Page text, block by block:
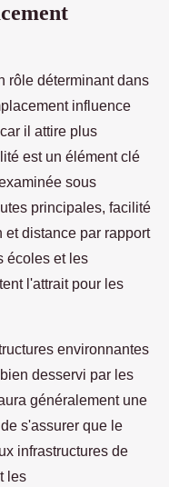
rôle déterminant dans
influence
il attire plus
est un élément clé
sous
principales, facilité
et distance par rapport
écoles et les
l'attrait pour les
environnantes
desservi par les
généralement une
s'assurer que le
infrastructures de
les